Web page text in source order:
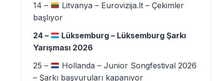
14 –
Litvanya – Eurovizija.lt – Çekimler
başlıyor
24 –
Lüksemburg – Lüksemburg Şarkı
Yarışması 2026
25 –
Hollanda – Junior Songfestival 2026
– Şarkı başvuruları kapanıyor